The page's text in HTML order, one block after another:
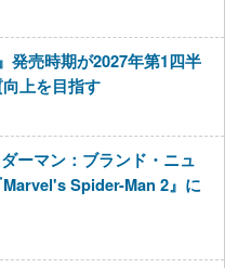
発売時期が2027年第1四半
上を目指す
ーマン：ブランド・ニュ
Spider-Man 2』に